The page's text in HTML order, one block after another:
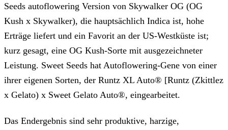
Seeds autoflowering Version von Skywalker OG (OG
Kush x Skywalker), die hauptsächlich Indica ist, hohe
Erträge liefert und ein Favorit an der US-Westküste ist;
kurz gesagt, eine OG Kush-Sorte mit ausgezeichneter
Leistung. Sweet Seeds hat Autoflowering-Gene von einer
ihrer eigenen Sorten, der Runtz XL Auto® [Runtz (Zkittlez
x Gelato) x Sweet Gelato Auto®, eingearbeitet.
Das Endergebnis sind sehr produktive, harzige,